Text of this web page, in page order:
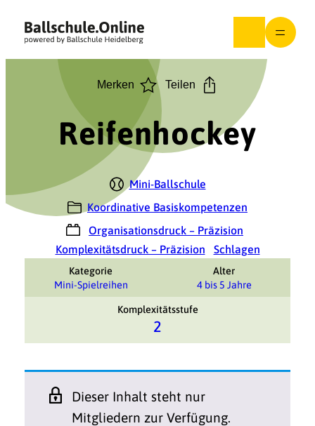
Inhalt
springen
Merken Teilen
Reifenhockey
Mini-Ballschule
Koordinative Basiskompetenzen
Organisationsdruck – Präzision
Komplexitätsdruck – Präzision
Schlagen
Kategorie
Mini-Spielreihen
Alter
4 bis 5 Jahre
Komplexitätsstufe
2
Dieser Inhalt steht nur
Mitgliedern zur Verfügung.